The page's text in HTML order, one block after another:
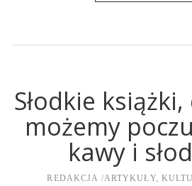
Słodkie
możemy
kawy i
REDAKCJA ARTYKUŁY,